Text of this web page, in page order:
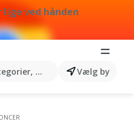
ved hånden
produkter...Vælg by